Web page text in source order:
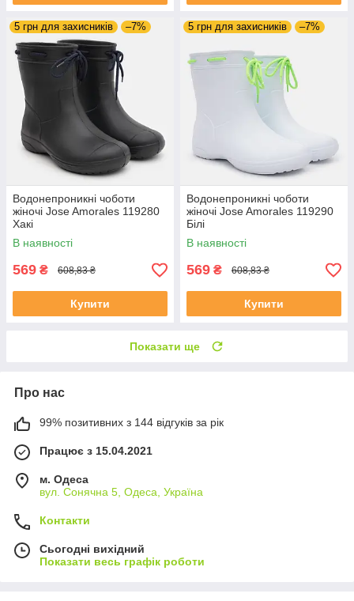
5 грн для захисників –7%
Водонепроникні чоботи
жіночі Jose Amorales 119280
Хакі
В наявності
569 ₴ 608,83 ₴
Купити
5 грн для захисників –7%
Водонепроникні чоботи
жіночі Jose Amorales 119290
Білі
В наявності
569 ₴ 608,83 ₴
Купити
Показати ще
Про нас
99% позитивних з 144 відгуків за рік
Працює з 15.04.2021
м. Одеса
вул. Сонячна 5, Одеса, Україна
Контакти
Сьогодні вихідний
Показати весь графік роботи